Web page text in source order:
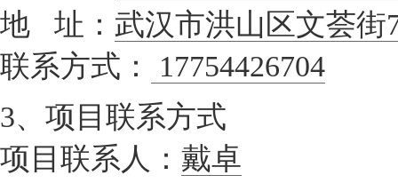
地 址： 武汉市洪山区文荟街
联系方式：
17754426704
3、项目联系方式
项目联系人： 戴卓